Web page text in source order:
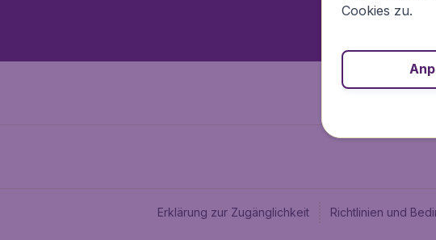
Erklärung zur Zugänglichkeit Richtlinien und
Cookies zu.